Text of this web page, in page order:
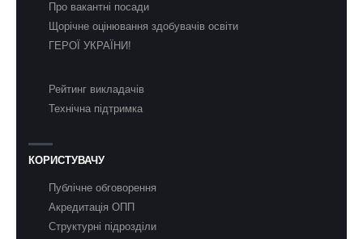
Про вакантні посади
Щорічне оцінювання здобувачів освіти
ГЕРОЇ УКРАЇНИ!
Рейтинг викладачів
Технічна підтримка
КОРИСТУВАЧУ
Публічне обговорення
Акредитація ОПП
Структурні підрозділи